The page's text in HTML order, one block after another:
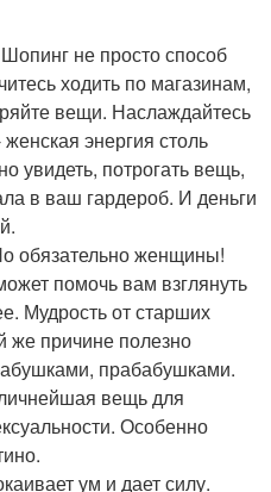
не просто способ
ходить по магазинам,
вещи. Наслаждайтесь
энергия столь
увидеть, потрогать вещь,
в ваш гардероб. И деньги
обязательно женщины!
помочь вам взглянуть
Мудрость от старших
же причине полезно
прабабушками.
вещь для
Особенно
ум и дает силу.